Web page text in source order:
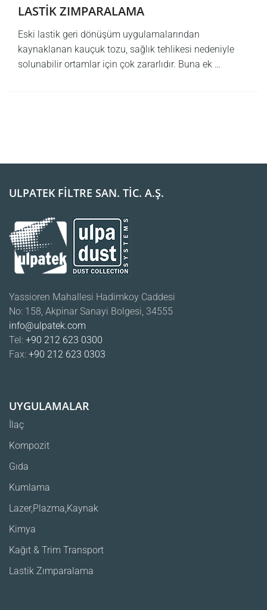
LASTİK ZIMPARALAMA
Eski lastik geri dönüşüm uygulamalarından
kaynaklanan kauçuk tozu, sağlık tehlikesi nedeniyle
solunabilir ortamlar için çok zararlıdır. Buna ek …
ULPATEK FİLTRE SAN. TİC. A.Ş.
Yassioren Mahallesi Hadimkoy Caddesi
No: 158, Akpinar Sanayi Bolgesi, 34555
info@ulpatek.com
Tel: +90 212 623 0300
Fax: +90 212 623 0303
UYGULAMALAR
İlaç
Kompozit
Gıda
Kumlama
Lazer,Plazma,Kaynak
Kimya
Kağıt & Trim Transport
Lastik Zımparalama